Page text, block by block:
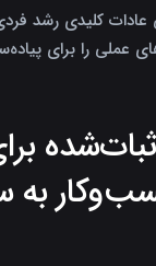
عادات کلیدی رشد
عملی را برای
به